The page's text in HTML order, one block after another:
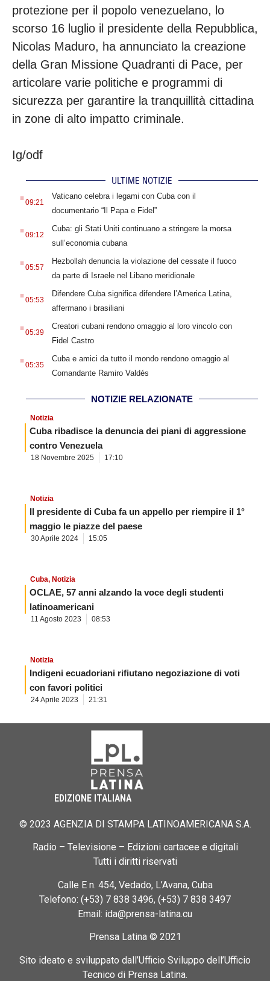
protezione per il popolo venezuelano, lo
scorso 16 luglio il presidente della Repubblica,
Nicolas Maduro, ha annunciato la creazione
della Gran Missione Quadranti di Pace, per
articolare varie politiche e programmi di
sicurezza per garantire la tranquillità cittadina
in zone di alto impatto criminale.
Ig/odf
ULTIME NOTIZIE
.09:21
Vaticano celebra i legami con Cuba con il
documentario “Il Papa e Fidel”
.09:12
Cuba: gli Stati Uniti continuano a stringere la morsa
sull’economia cubana
.05:57
Hezbollah denuncia la violazione del cessate il fuoco
da parte di Israele nel Libano meridionale
.05:53
Difendere Cuba significa difendere l’America Latina,
affermano i brasiliani
.05:39
Creatori cubani rendono omaggio al loro vincolo con
Fidel Castro
.05:35
Cuba e amici da tutto il mondo rendono omaggio al
Comandante Ramiro Valdés
NOTIZIE RELAZIONATE
Notizia
Cuba ribadisce la denuncia dei piani di aggressione
contro Venezuela
18 Novembre 2025 17:10
Notizia
Il presidente di Cuba fa un appello per riempire il 1°
maggio le piazze del paese
30 Aprile 2024 15:05
Cuba, Notizia
OCLAE, 57 anni alzando la voce degli studenti
latinoamericani
11 Agosto 2023 08:53
Notizia
Indigeni ecuadoriani rifiutano negoziazione di voti
con favori politici
24 Aprile 2023 21:31
EDIZIONE ITALIANA
© 2023 AGENZIA DI STAMPA LATINOAMERICANA S.A.
Radio – Televisione – Edizioni cartacee e digitali
Tutti i diritti riservati
Calle E n. 454, Vedado, L’Avana, Cuba
Telefono: (+53) 7 838 3496, (+53) 7 838 3497
Email: ida@prensa-latina.cu
Prensa Latina © 2021
Sito ideato e sviluppato dall’Ufficio Sviluppo dell’Ufficio
Tecnico di Prensa Latina.